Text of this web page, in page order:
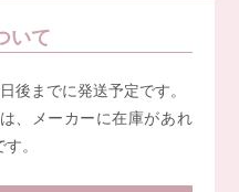
いて
後までに発送予定です。
、メーカーに在庫があれ
。